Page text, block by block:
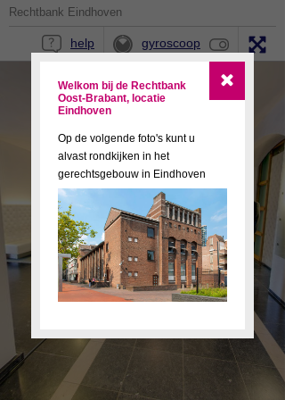
Welkom bij de Rechtbank
Oost-Brabant, locatie
Eindhoven
Op de volgende foto's kunt u
alvast rondkijken in het
gerechtsgebouw in Eindhoven
Rechtbank Eindhoven
gyroscoop
help